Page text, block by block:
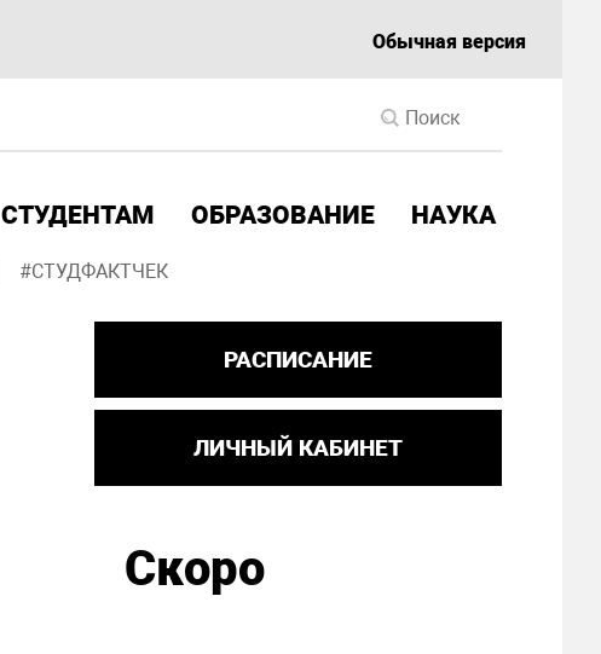
Обычная версия
СТУДЕНТАМ ОБРАЗОВАНИЕ НАУКА
#СТУДФАКТЧЕК
РАСПИСАНИЕ
ЛИЧНЫЙ КАБИНЕТ
Скоро